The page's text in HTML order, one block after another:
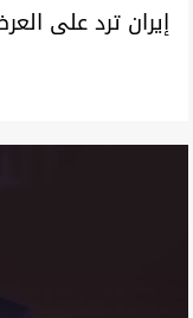
إيران ترد على